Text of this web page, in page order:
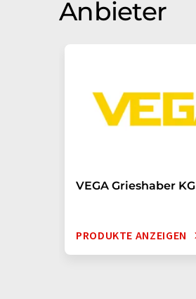
Anbieter
VEGA Grieshaber KG
PRODUKTE ANZEIGEN